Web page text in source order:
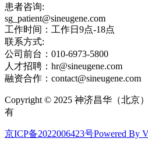
患者咨询:
sg_patient@sineugene.com
工作时间：工作日9点-18点
联系方式:
公司前台：010-6973-5800
人才招聘：hr@sineugene.com
融资合作：contact@sineugene.com
Copyright © 2025 神济昌华（北京
有
京ICP备2022006423号Powered By